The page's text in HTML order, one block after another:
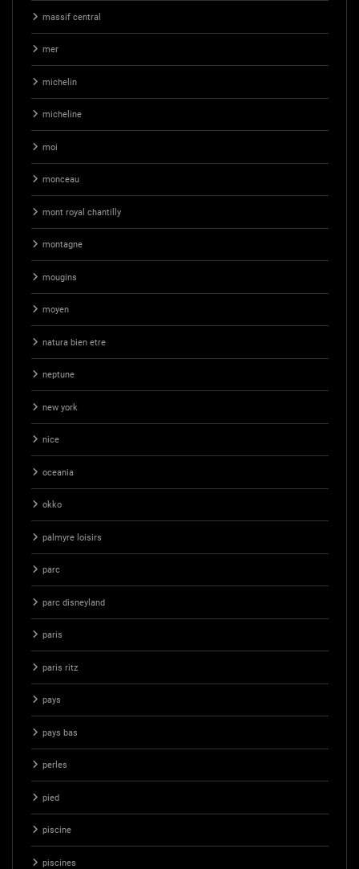
massif central
mer
michelin
micheline
moi
monceau
mont royal chantilly
montagne
mougins
moyen
natura bien etre
neptune
new york
nice
oceania
okko
palmyre loisirs
parc
parc disneyland
paris
paris ritz
pays
pays bas
perles
pied
piscine
piscines